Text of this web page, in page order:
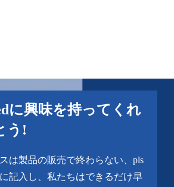
に興味を持ってくれ
う!
は製品の販売で終わらない、pls
記入し、私たちはできるだけ早